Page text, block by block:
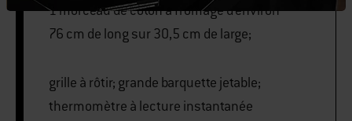
1 morceau de coton à fromage d’environ
76 cm de long sur 30,5 cm de large;
grille à rôtir; grande barquette jetable;
thermomètre à lecture instantanée